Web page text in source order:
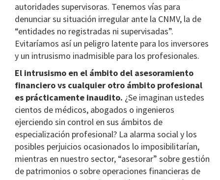
autoridades supervisoras. Tenemos vías para
denunciar su situación irregular ante la CNMV, la de
“entidades no registradas ni supervisadas”.
Evitaríamos así un peligro latente para los inversores
y un intrusismo inadmisible para los profesionales.
El intrusismo en el ámbito del asesoramiento
financiero vs cualquier otro ámbito profesional
es prácticamente inaudito. ¿Se imaginan ustedes
cientos de médicos, abogados o ingenieros
ejerciendo sin control en sus ámbitos de
especialización profesional? La alarma social y los
posibles perjuicios ocasionados lo imposibilitarían,
mientras en nuestro sector, “asesorar” sobre gestión
de patrimonios o sobre operaciones financieras de